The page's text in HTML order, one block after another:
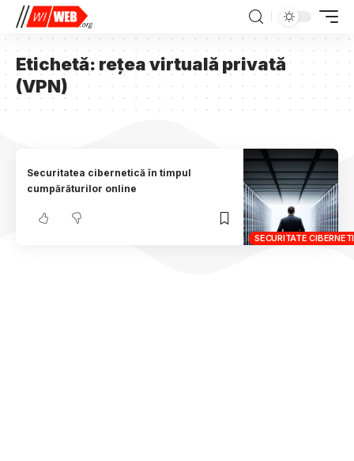
Etichetă: rețea virtuală privată
(VPN)
SECURITATE
Securitatea cibernetică în timpul
cumpărăturilor online